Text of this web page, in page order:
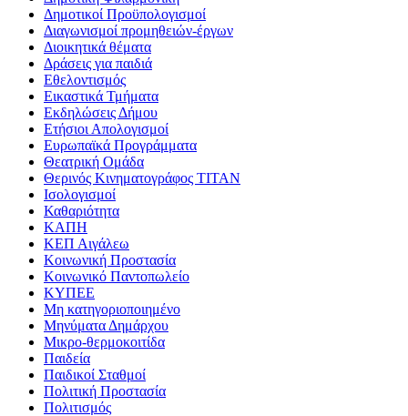
Δημοτικοί Προϋπολογισμοί
Διαγωνισμοί προμηθειών-έργων
Διοικητικά θέματα
Δράσεις για παιδιά
Εθελοντισμός
Εικαστικά Τμήματα
Εκδηλώσεις Δήμου
Ετήσιοι Απολογισμοί
Ευρωπαϊκά Προγράμματα
Θεατρική Ομάδα
Θερινός Κινηματογράφος ΤΙΤΑΝ
Ισολογισμοί
Καθαριότητα
ΚΑΠΗ
ΚΕΠ Αιγάλεω
Κοινωνική Προστασία
Κοινωνικό Παντοπωλείο
ΚΥΠΕΕ
Μη κατηγοριοποιημένο
Μηνύματα Δημάρχου
Μικρο-θερμοκοιτίδα
Παιδεία
Παιδικοί Σταθμοί
Πολιτική Προστασία
Πολιτισμός